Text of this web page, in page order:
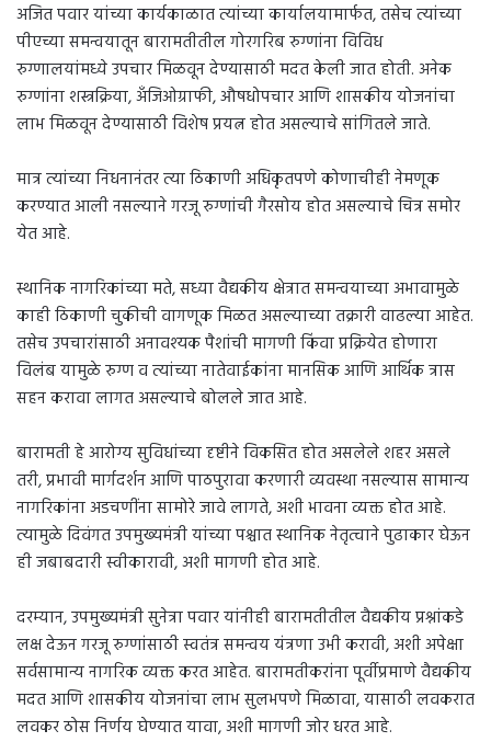
अजित पवार यांच्या कार्यकाळात त्यांच्या कार्यालयामार्फत, तसेच त्यांच्या
पीएच्या समन्वयातून बारामतीतील गोरगरिब रुग्णांना विविध
रुग्णालयांमध्ये उपचार मिळवून देण्यासाठी मदत केली जात होती. अनेक
रुग्णांना शस्त्रक्रिया, अँजिओग्राफी, औषधोपचार आणि शासकीय योजनांचा
लाभ मिळवून देण्यासाठी विशेष प्रयत्न होत असल्याचे सांगितले जाते.
मात्र त्यांच्या निधनानंतर त्या ठिकाणी अधिकृतपणे कोणाचीही नेमणूक
करण्यात आली नसल्याने गरजू रुग्णांची गैरसोय होत असल्याचे चित्र समोर
येत आहे.
स्थानिक नागरिकांच्या मते, सध्या वैद्यकीय क्षेत्रात समन्वयाच्या अभावामुळे
काही ठिकाणी चुकीची वागणूक मिळत असल्याच्या तक्रारी वाढल्या आहेत.
तसेच उपचारांसाठी अनावश्यक पैशांची मागणी किंवा प्रक्रियेत होणारा
विलंब यामुळे रुग्ण व त्यांच्या नातेवाईकांना मानसिक आणि आर्थिक त्रास
सहन करावा लागत असल्याचे बोलले जात आहे.
बारामती हे आरोग्य सुविधांच्या दृष्टीने विकसित होत असलेले शहर असले
तरी, प्रभावी मार्गदर्शन आणि पाठपुरावा करणारी व्यवस्था नसल्यास सामान्य
नागरिकांना अडचणींना सामोरे जावे लागते, अशी भावना व्यक्त होत आहे.
त्यामुळे दिवंगत उपमुख्यमंत्री यांच्या पश्चात स्थानिक नेतृत्वाने पुढाकार घेऊन
ही जबाबदारी स्वीकारावी, अशी मागणी होत आहे.
दरम्यान, उपमुख्यमंत्री सुनेत्रा पवार यांनीही बारामतीतील वैद्यकीय प्रश्नांकडे
लक्ष देऊन गरजू रुग्णांसाठी स्वतंत्र समन्वय यंत्रणा उभी करावी, अशी अपेक्षा
सर्वसामान्य नागरिक व्यक्त करत आहेत. बारामतीकरांना पूर्वीप्रमाणे वैद्यकीय
मदत आणि शासकीय योजनांचा लाभ सुलभपणे मिळावा, यासाठी लवकरात
लवकर ठोस निर्णय घेण्यात यावा, अशी मागणी जोर धरत आहे.